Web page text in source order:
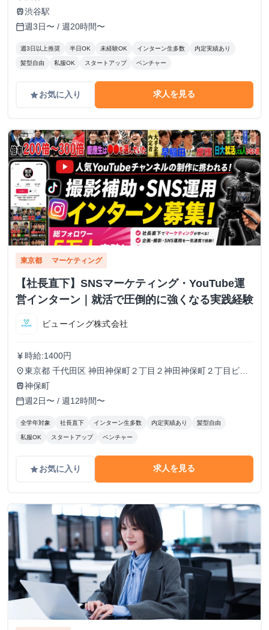
train渋谷駅
calendar_today週3日〜 / 週20時間〜
週3日以上推奨 半日OK 未経験OK インターン生多数 内定実績あり
髪型自由 私服OK スタートアップ ベンチャー
gradeお気に入り 求人を見る
東京都 マーケティング
【社長直下】SNSマーケティング・YouTube運
営インターン｜就活で圧倒的に強くなる実践経験
ビューイング株式会社
currency_yen 時給:1400円
place東京都 千代田区 神田神保町２丁目２神田神保町２丁目ビル
５０２号室
train神保町
calendar_today週2日〜 / 週12時間〜
全学年対象 社長直下 インターン生多数 内定実績あり 髪型自由
私服OK スタートアップ ベンチャー
gradeお気に入り 求人を見る